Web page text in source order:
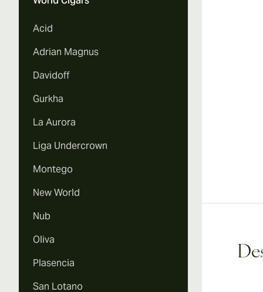
Acid
Adrian Magnus
Davidoff
Gurkha
La Aurora
Liga Undercrown
Montego
New World
Nub
Oliva
Plasencia
San Lotano